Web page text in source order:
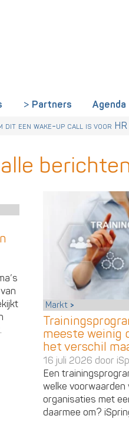
Partners Agenda
kabinet. Skills-
nu al regelen
een gemeenschappelijke
dit een wake-up call is voor
Markt
meeste weinig
het verschil
16 juli 2026 door
Een
welke voorwaarden
organisaties met
daarmee om?